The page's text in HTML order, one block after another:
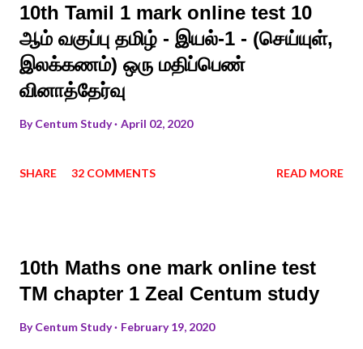
10th Tamil 1 mark online test 10
ஆம் வகுப்பு தமிழ் - இயல்-1 - (செய்யுள்,
இலக்கணம்) ஒரு மதிப்பெண்
வினாத்தேர்வு
ByCentum Study April 02, 2020
SHARE 32 COMMENTS READ MORE
10th Maths one mark online test
TM chapter 1 Zeal Centum study
ByCentum Study February 19, 2020